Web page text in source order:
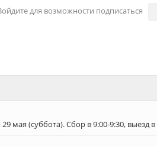
для возможности подписаться